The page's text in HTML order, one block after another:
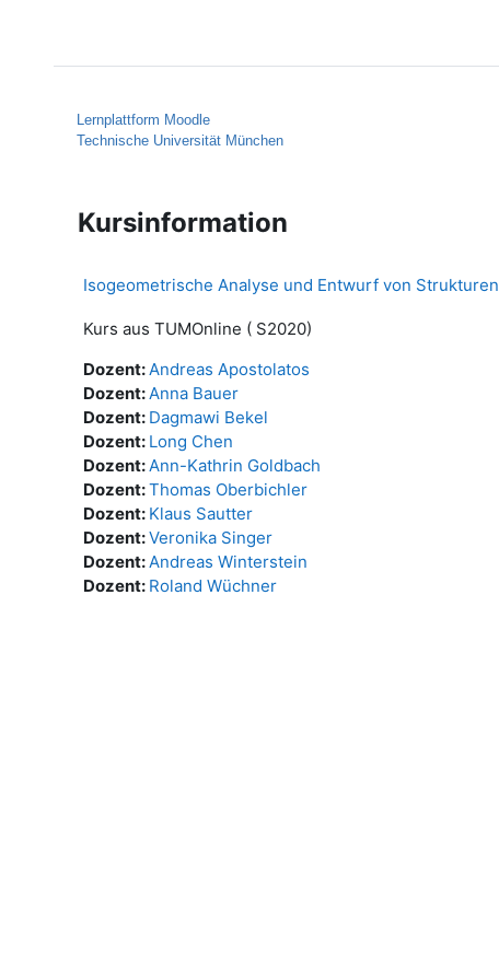
Lernplattform Moodle
Technische Universität München
Kursinformation
Isogeometrische Analyse und Entwurf von Strukturen
Kurs aus TUMOnline ( S2020)
Dozent:Andreas Apostolatos
Dozent:Anna Bauer
Dozent: Dagmawi Bekel
Dozent: Long Chen
Dozent:Ann-Kathrin Goldbach
Dozent:Thomas Oberbichler
Dozent: Klaus Sautter
Dozent:Veronika Singer
Dozent:Andreas Winterstein
Dozent: Roland Wüchner